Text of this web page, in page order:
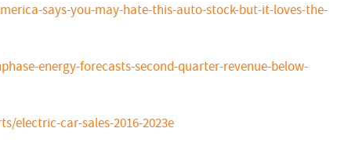
says-you-may-hate-this-auto-stock-but-it-loves-the-
energy-forecasts-second-quarter-revenue-below-
electric-car-sales-2016-2023e